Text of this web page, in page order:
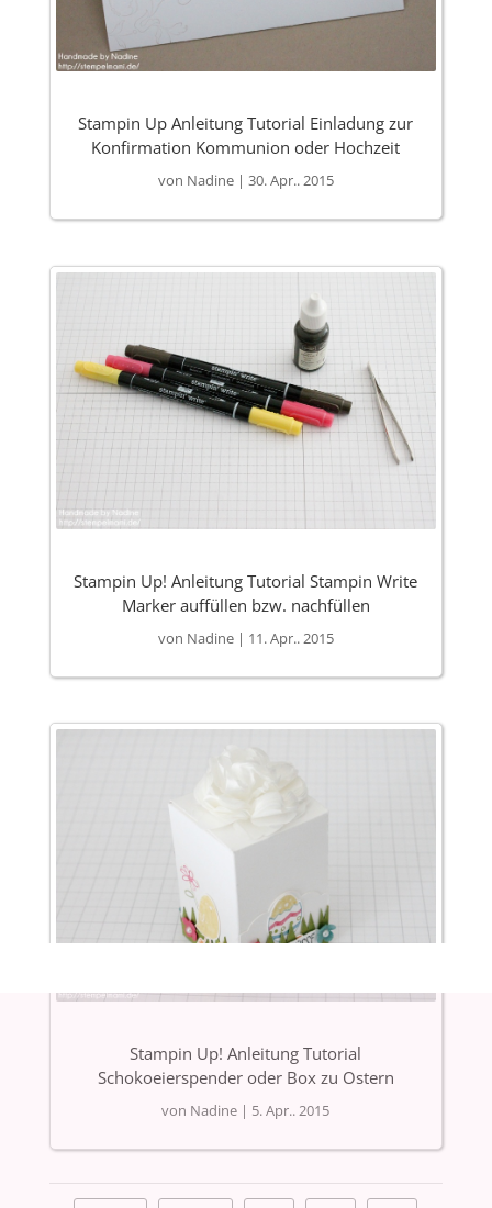
Stampin Up Anleitung Tutorial Einladung zur
Konfirmation Kommunion oder Hochzeit
von Nadine| 30. Apr.. 2015
Stampin Up! Anleitung Tutorial Stampin Write
Marker auffüllen bzw. nachfüllen
von Nadine| 11. Apr.. 2015
Stampin Up! Anleitung Tutorial
Schokoeierspender oder Box zu Ostern
von Nadine | 5. Apr.. 2015